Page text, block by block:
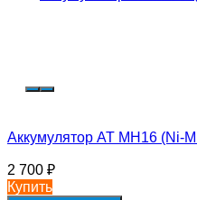
Аккумулятор AT MH16 (Ni-
2 700 ₽
Купить